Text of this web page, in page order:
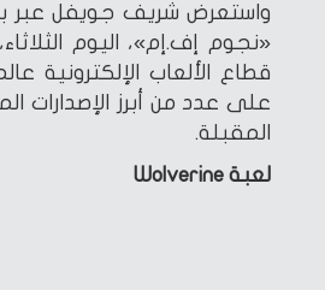
«نجوم إف.إم»، اليوم
قطاع الألعاب الإلكترونية
على عدد من أبرز الإصدارات
المقبلة.
لعبة Wolverine